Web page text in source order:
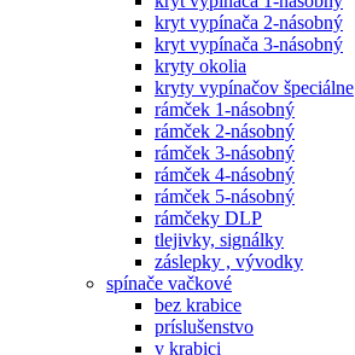
kryt vypínača 2-násobný
kryt vypínača 3-násobný
kryty okolia
kryty vypínačov špeciálne
rámček 1-násobný
rámček 2-násobný
rámček 3-násobný
rámček 4-násobný
rámček 5-násobný
rámčeky DLP
tlejivky, signálky
záslepky , vývodky
spínače vačkové
bez krabice
príslušenstvo
v krabici